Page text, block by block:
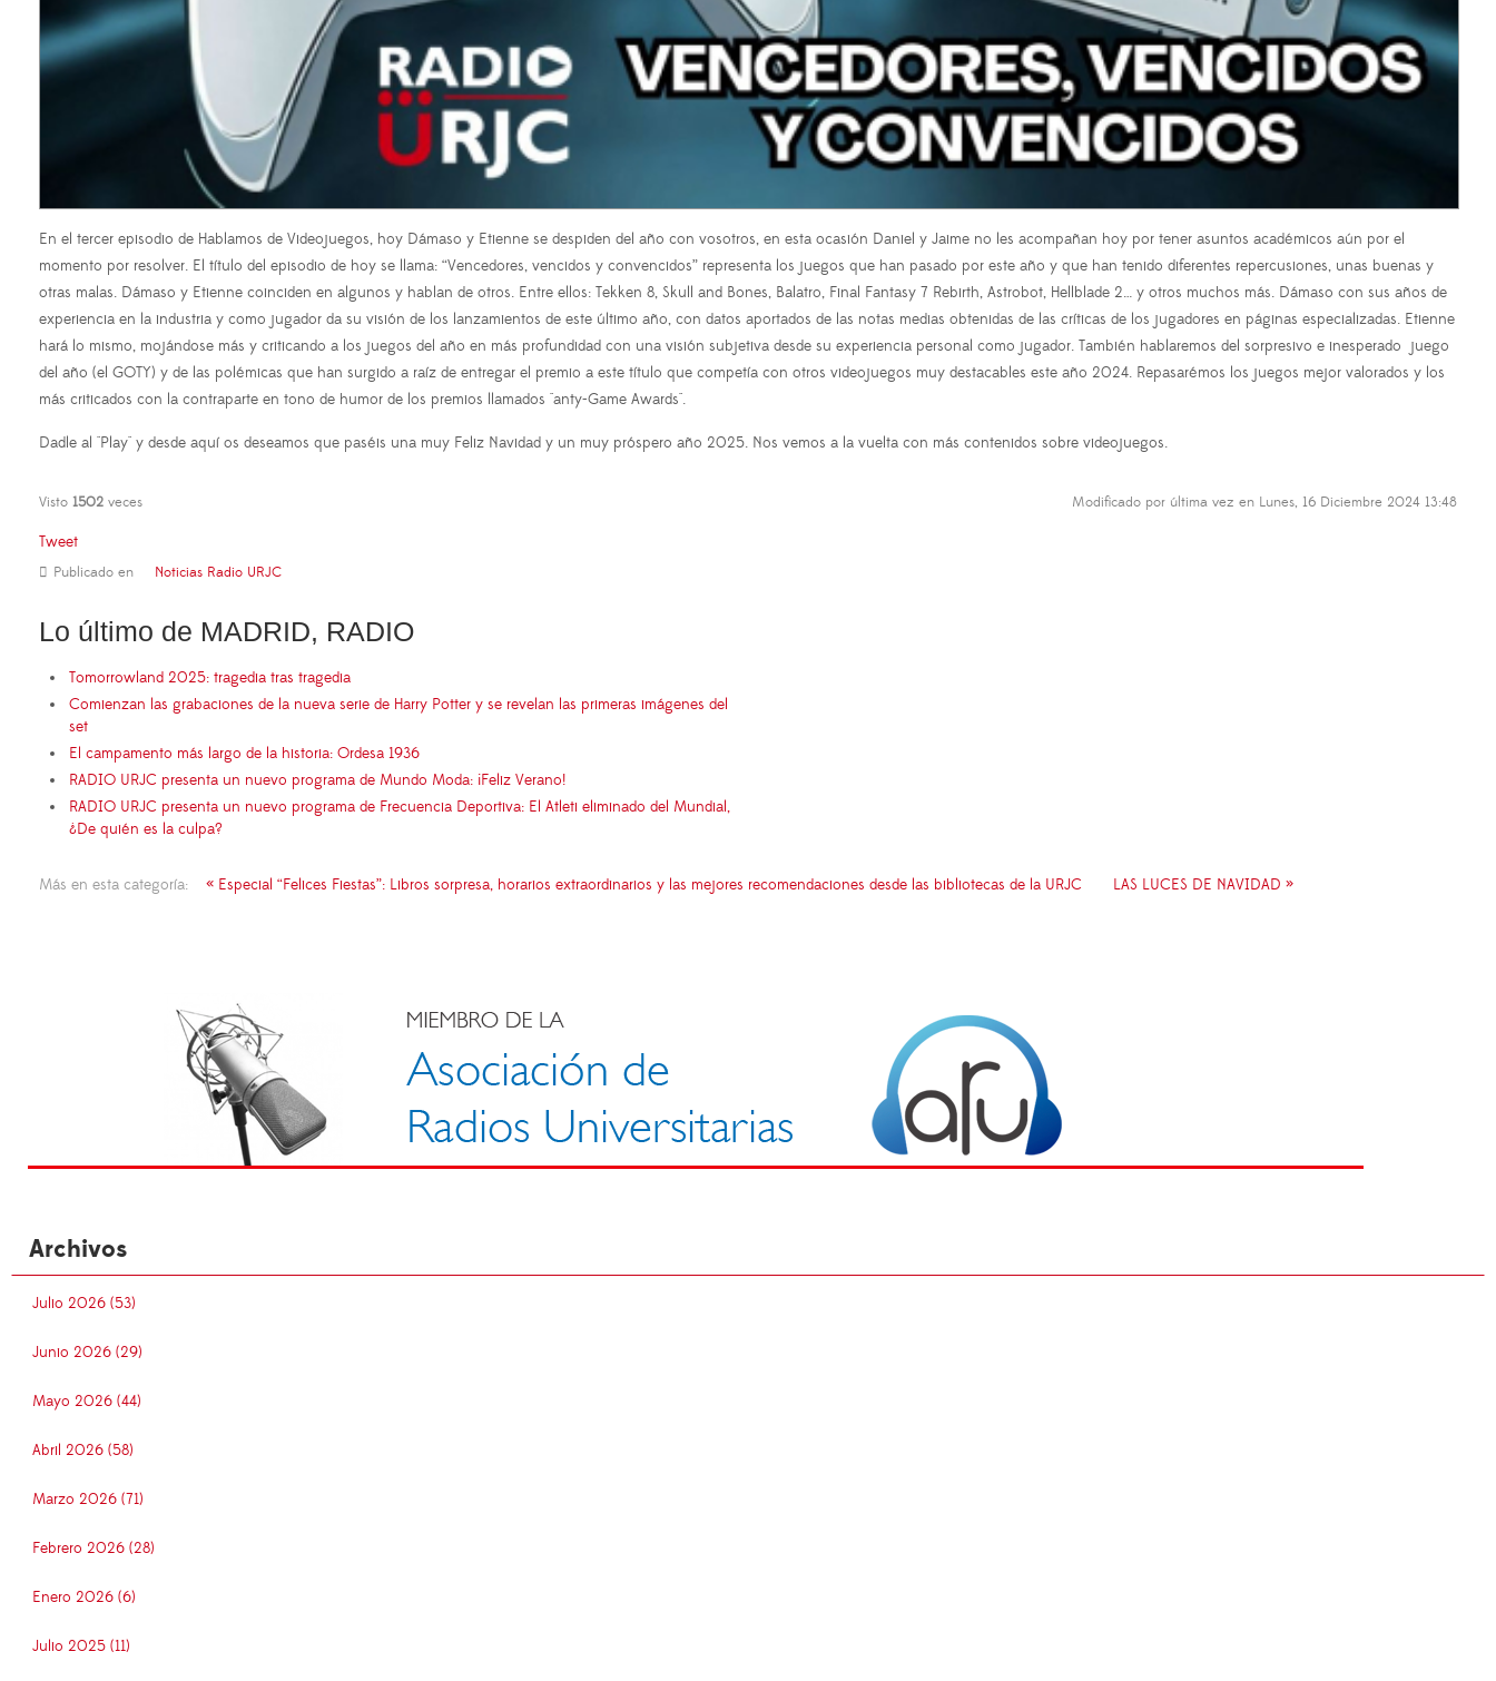
En el tercer episodio de Hablamos de Videojuegos, hoy Dámaso y Etienne se despiden del año con vosotros, en esta ocasión Daniel y Jaime no les acompañan hoy por tener asuntos académicos aún por el
momento por resolver. El título del episodio de hoy se llama: “Vencedores, vencidos y convencidos” representa los juegos que han pasado por este año y que han tenido diferentes repercusiones, unas buenas y
otras malas. Dámaso y Etienne coinciden en algunos y hablan de otros. Entre ellos: Tekken 8, Skull and Bones, Balatro, Final Fantasy 7 Rebirth, Astrobot, Hellblade 2… y otros muchos más. Dámaso con sus años de
experiencia en la industria y como jugador da su visión de los lanzamientos de este último año, con datos aportados de las notas medias obtenidas de las críticas de los jugadores en páginas especializadas. Etienne
hará lo mismo, mojándose más y criticando a los juegos del año en más profundidad con una visión subjetiva desde su experiencia personal como jugador. También hablaremos del sorpresivo e inesperado juego
del año (el GOTY) y de las polémicas que han surgido a raíz de entregar el premio a este título que competía con otros videojuegos muy destacables este año 2024. Repasarémos los juegos mejor valorados y los
más criticados con la contraparte en tono de humor de los premios llamados "anty-Game Awards".
Dadle al "Play" y desde aquí os deseamos que paséis una muy Feliz Navidad y un muy próspero año 2025. Nos vemos a la vuelta con más contenidos sobre videojuegos.
Visto 1502 veces Modificado por última vez en Lunes, 16 Diciembre 2024 13:48
Tweet
Publicado en Noticias Radio URJC
Lo último de MADRID, RADIO
Tomorrowland 2025: tragedia tras tragedia
Comienzan las grabaciones de la nueva serie de Harry Potter y se revelan las primeras imágenes del
set
El campamento más largo de la historia: Ordesa 1936
RADIO URJC presenta un nuevo programa de Mundo Moda: ¡Feliz Verano!
RADIO URJC presenta un nuevo programa de Frecuencia Deportiva: El Atleti eliminado del Mundial,
¿De quién es la culpa?
Más en esta categoría: « Especial “Felices Fiestas”: Libros sorpresa, horarios extraordinarios y las mejores recomendaciones desde las bibliotecas de la URJC LAS LUCES DE NAVIDAD »
Archivos
Julio 2026 (53)
Junio 2026 (29)
Mayo 2026 (44)
Abril 2026 (58)
Marzo 2026 (71)
Febrero 2026 (28)
Enero 2026 (6)
Julio 2025 (11)